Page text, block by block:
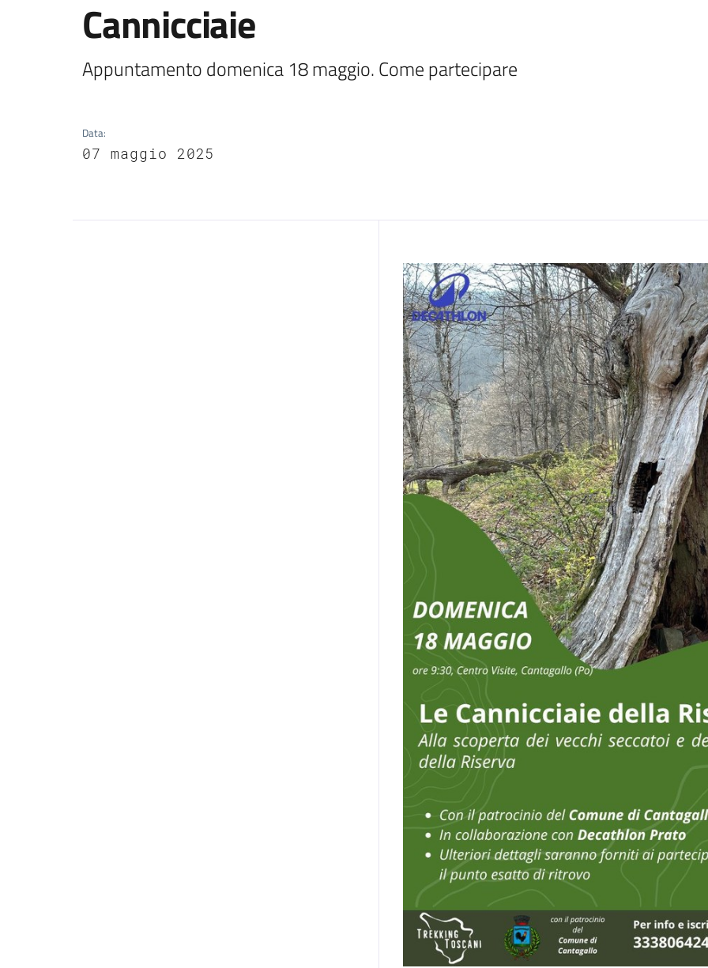
Cannicciaie
Appuntamento domenica 18 maggio. Come partecipare
Data:
07 maggio 2025